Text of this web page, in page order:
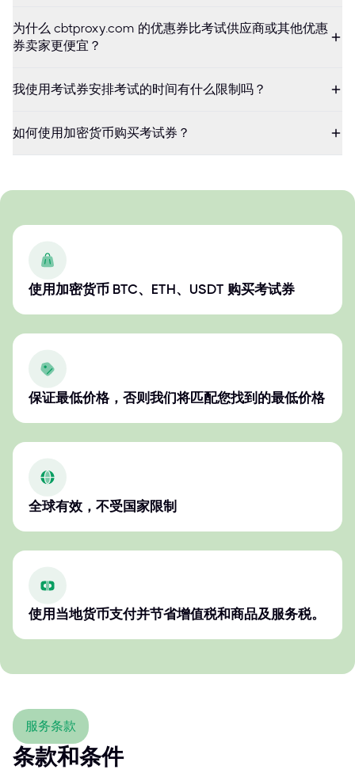
为什么 cbtproxy.com 的优惠券比考试供应商或其他优惠
券卖家更便宜？
我使用考试券安排考试的时间有什么限制吗？
如何使用加密货币购买考试券？
使用加密货币 BTC、ETH、USDT 购买考试券
保证最低价格，否则我们将匹配您找到的最低价格
全球有效，不受国家限制
使用当地货币支付并节省增值税和商品及服务税。
服务条款
条款和条件